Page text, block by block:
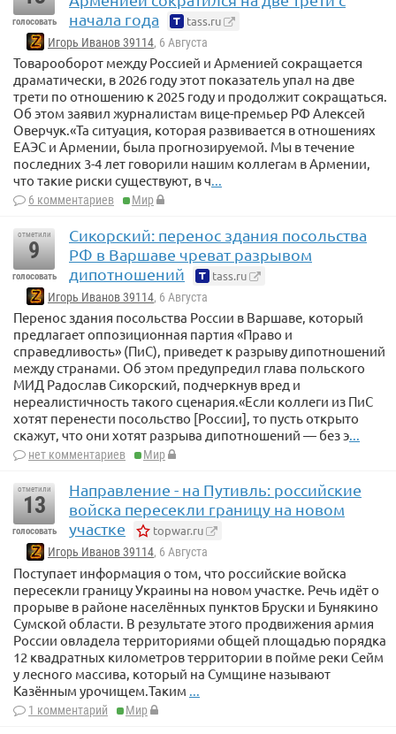
голосовать
начала года
tass.ru
Игорь Иванов 39114, 6 Августа
Товарооборот между Россией и Арменией сокращается
драматически, в 2026 году этот показатель упал на две
трети по отношению к 2025 году и продолжит сокращаться.
Об этом заявил журналистам вице-премьер РФ Алексей
Оверчук.«Та ситуация, которая развивается в отношениях
ЕАЭС и Армении, была прогнозируемой. Мы в течение
последних 3-4 лет говорили нашим коллегам в Армении,
что такие риски существуют, в ч...
6 комментариев Мир
отметили
9
голосовать
Сикорский: перенос здания посольства
РФ в Варшаве чреват разрывом
дипотношений
tass.ru
Игорь Иванов 39114, 6 Августа
Перенос здания посольства России в Варшаве, который
предлагает оппозиционная партия «Право и
справедливость» (ПиС), приведет к разрыву дипотношений
между странами. Об этом предупредил глава польского
МИД Радослав Сикорский, подчеркнув вред и
нереалистичность такого сценария.«Если коллеги из ПиС
хотят перенести посольство [России], то пусть открыто
скажут, что они хотят разрыва дипотношений — без э...
нет комментариев Мир
отметили
13
голосовать
Направление - на Путивль: российские
войска пересекли границу на новом
участке
topwar.ru
Игорь Иванов 39114, 6 Августа
Поступает информация о том, что российские войска
пересекли границу Украины на новом участке. Речь идёт о
прорыве в районе населённых пунктов Бруски и Бунякино
Сумской области. В результате этого продвижения армия
России овладела территориями общей площадью порядка
12 квадратных километров территории в пойме реки Сейм
у лесного массива, который на Сумщине называют
Казённым урочищем.Таким
1 комментарий Мир